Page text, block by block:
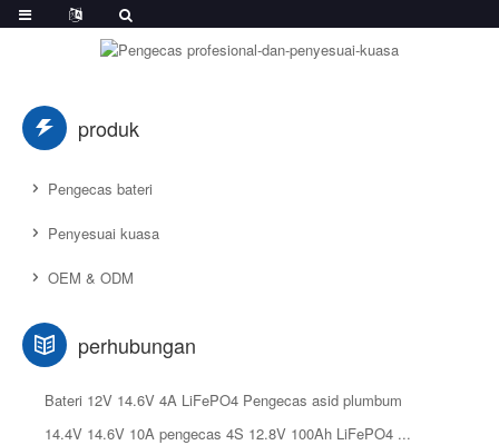
produk
Pengecas bateri
Penyesuai kuasa
OEM & ODM
perhubungan
Bateri 12V 14.6V 4A LiFePO4 Pengecas asid plumbum
14.4V 14.6V 10A pengecas 4S 12.8V 100Ah LiFePO4 ...